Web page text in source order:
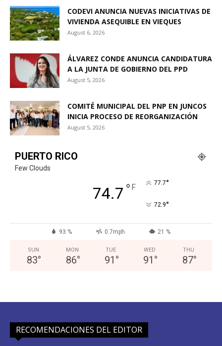
CODEVI ANUNCIA NUEVAS INICIATIVAS DE
VIVIENDA ASEQUIBLE EN VIEQUES
August 6, 2026
ÁLVAREZ CONDE ANUNCIA CANDIDATURA
A LA JUNTA DE GOBIERNO DEL PPD
August 5, 2026
COMITÉ MUNICIPAL DEL PNP EN JUNCOS
INICIA PROCESO DE REORGANIZACIÓN
August 5, 2026
PUERTO RICO
Few Clouds
74.7 ° F 77.7°
72.9°
93 % 0.7mph 21 %
SUN
83°
MON
86°
TUE
91 °
WED
91 °
THU
87°
RECOMENDACIONES DEL EDITOR